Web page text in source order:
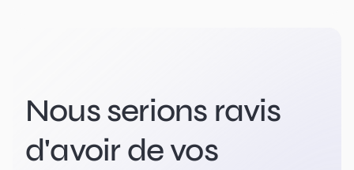
Nous serions ravis
d'avoir de vos